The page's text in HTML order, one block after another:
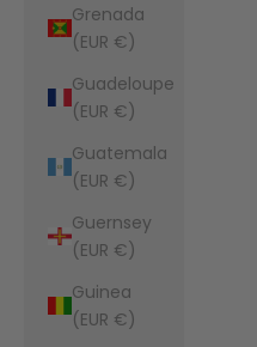
Grenada
(EUR €)
Guadeloupe
(EUR €)
Guatemala
(EUR €)
Guernsey
(EUR €)
Guinea
(EUR €)